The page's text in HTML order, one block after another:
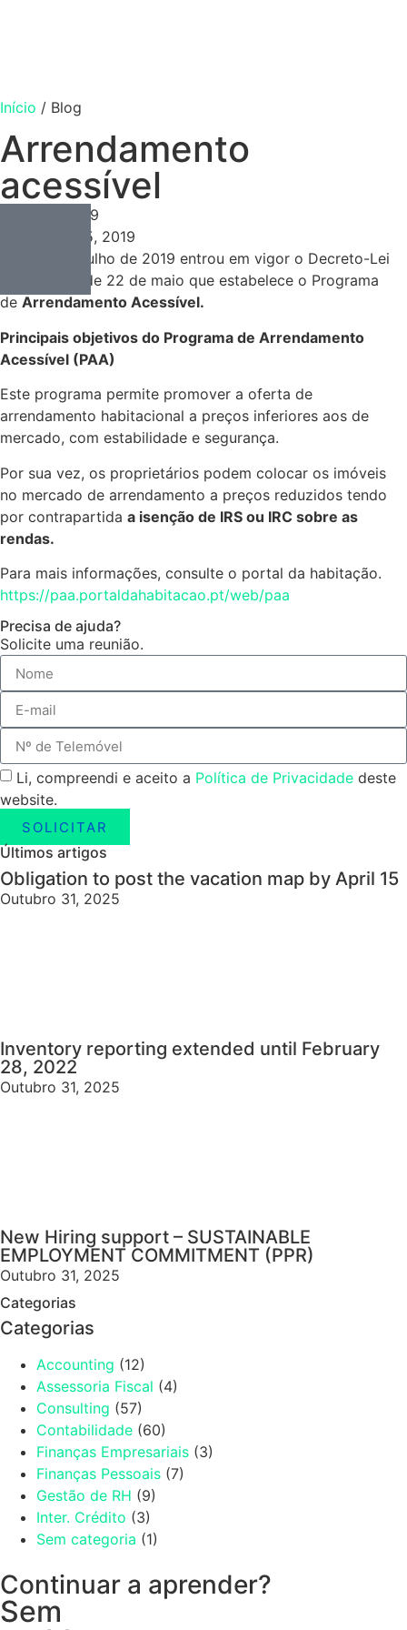
Início / Blog
Arrendamento
acessível
Julho 15, 2019
Julho 15, 2019
No dia 1 de julho de 2019 entrou em vigor o Decreto-Lei
n.º 68/2019 de 22 de maio que estabelece o Programa
de Arrendamento Acessível.
Principais objetivos do Programa de Arrendamento
Acessível (PAA)
Este programa permite promover a oferta de
arrendamento habitacional a preços inferiores aos de
mercado, com estabilidade e segurança.
Por sua vez, os proprietários podem colocar os imóveis
no mercado de arrendamento a preços reduzidos tendo
por contrapartida a isenção de IRS ou IRC sobre as
rendas.
Para mais informações, consulte o portal da habitação.
https://paa.portaldahabitacao.pt/web/paa
Precisa de ajuda?
Solicite uma reunião.
Li, compreendi e aceito a Política de Privacidade deste
website.
SOLICITAR
Últimos artigos
Obligation to post the vacation map by April 15
Outubro 31, 2025
Inventory reporting extended until February
28, 2022
Outubro 31, 2025
New Hiring support – SUSTAINABLE
EMPLOYMENT COMMITMENT (PPR)
Outubro 31, 2025
Categorias
Categorias
Accounting (12)
Assessoria Fiscal (4)
Consulting (57)
Contabilidade (60)
Finanças Empresariais (3)
Finanças Pessoais (7)
Gestão de RH (9)
Inter. Crédito (3)
Sem categoria (1)
Continuar a aprender?
Sem